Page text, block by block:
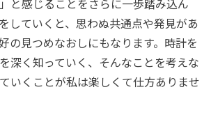
していくと、思わぬ共通点や発見があ
の見つめなおしにもなります。時計を
深く知っていく、そんなことを考えな
いくことが私は楽しくて仕方ありませ